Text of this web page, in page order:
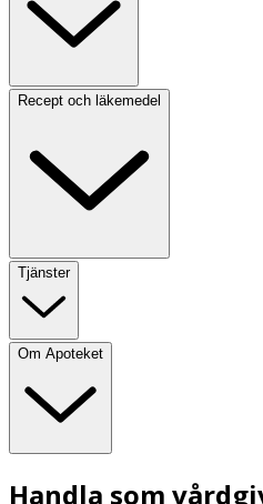
Recept och läkemedel
Tjänster
Om Apoteket
Handla som